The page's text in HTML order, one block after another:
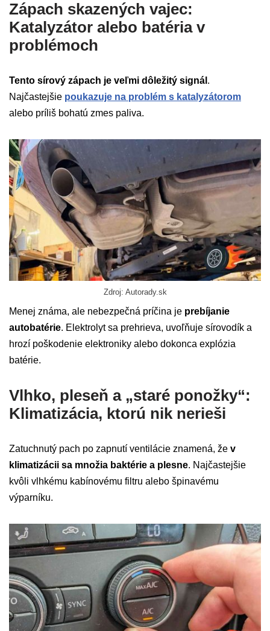
Zápach skazených vajec:
Katalyzátor alebo batéria v
problémoch
Tento sírový zápach je veľmi dôležitý signál .
Najčastejšie poukazuje na problém s katalyzátorom
alebo príliš bohatú zmes paliva.
Zdroj: Autorady.sk
Menej známa, ale nebezpečná príčina je prebíjanie
autobatérie. Elektrolyt sa prehrieva, uvoľňuje sírovodík a
hrozí poškodenie elektroniky alebo dokonca explózia
batérie.
Vlhko, pleseň a „staré ponožky“:
Klimatizácia, ktorú nik nerieši
Zatuchnutý pach po zapnutí ventilácie znamená, že v
klimatizácii sa množia baktérie a plesne. Najčastejšie
kvôli vlhkému kabínovému filtru alebo špinavému
výparníku.